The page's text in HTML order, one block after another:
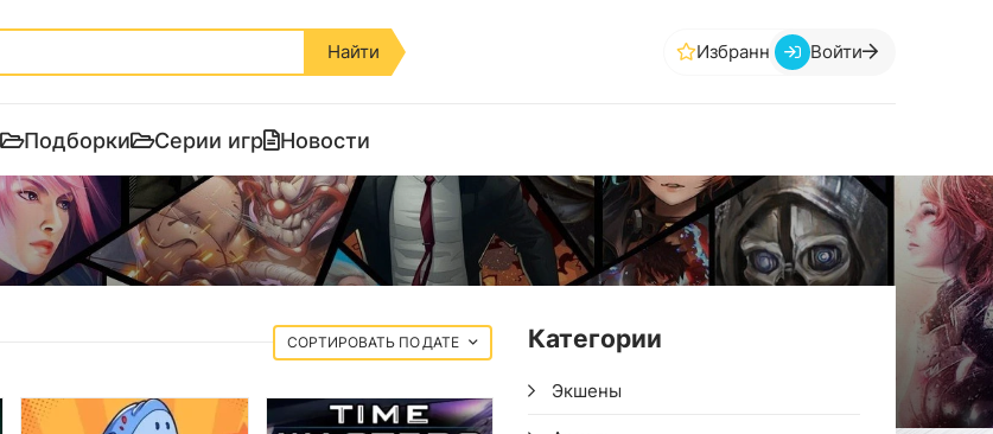
Найти Избранное Войти
Подборки Серии игр Новости
ДАТЕ Категории
Экшены